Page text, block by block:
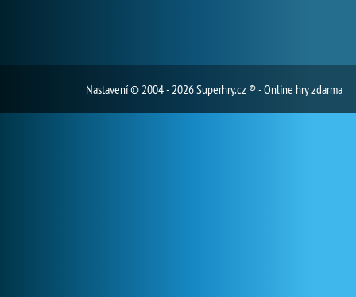
Nastavení© 2004 - 2026 Superhry.cz ® - Online hry zdarma